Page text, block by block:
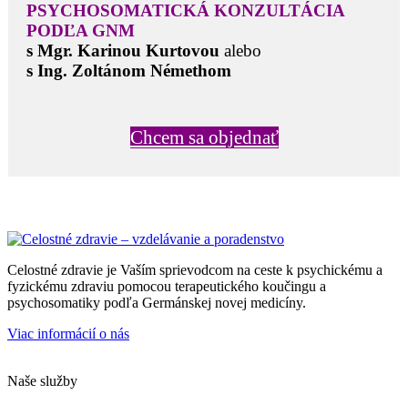
PSYCHOSOMATICKÁ KONZULTÁCIA
PODĽA GNM
s Mgr. Karinou Kurtovou alebo
s Ing. Zoltánom Némethom
Chcem sa objednať
Celostné zdravie je Vaším sprievodcom na ceste k psychickému a
fyzickému zdraviu pomocou terapeutického koučingu a
psychosomatiky podľa Germánskej novej medicíny.
Viac informácií o nás
Naše služby